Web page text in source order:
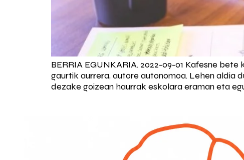
BERRIA EGUNKARIA. 2022-09-01 Kafesne
gaurtik aurrera, autore autonomoa. Lehen aldia
dezake goizean haurrak eskolara eraman eta